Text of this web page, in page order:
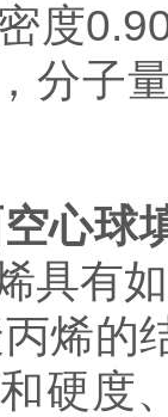
度
分子
心球
具有
烯的
硬度